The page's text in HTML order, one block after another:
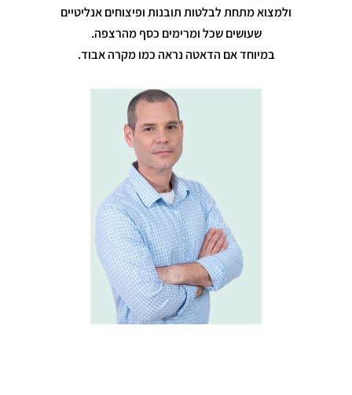
ולמצוא מתחת לבלטות תובנות ופיצוחים אנליטיים
שעושים שכל ומרימים כסף מהרצפה.
במיוחד אם הדאטה נראה כמו מקרה אבוד.